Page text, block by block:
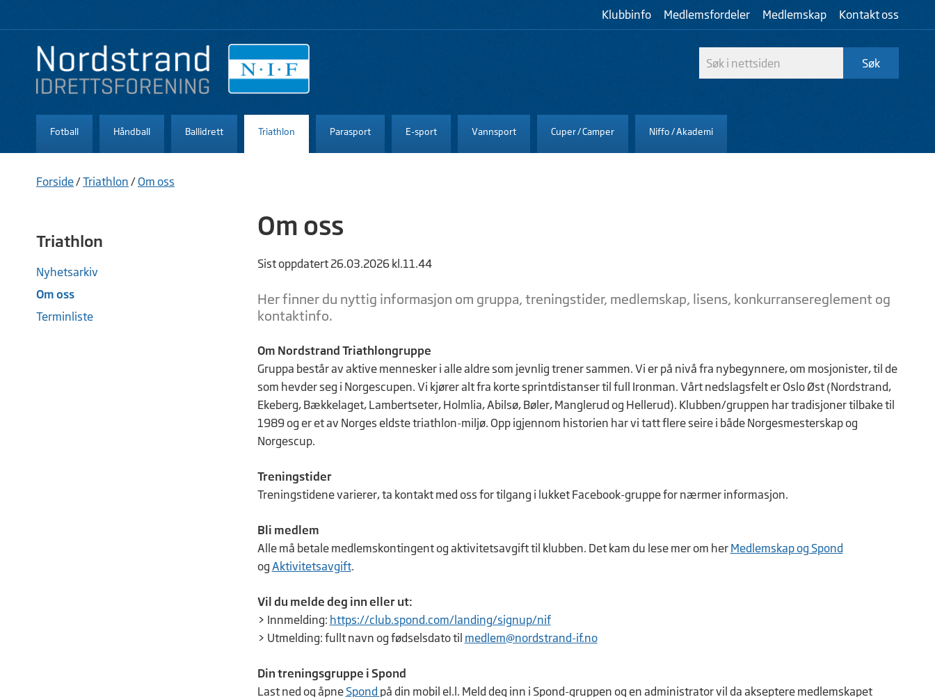
Klubbinfo Medlemsfordeler Medlemskap Kontakt oss
Fotball Håndball Ballidrett Triathlon Parasport E-sport Vannsport Cuper / Camper Niffo / Akademi
Forside/Triathlon /Om oss
Triathlon
Nyhetsarkiv
Om oss
Terminliste
Om oss
Sist oppdatert 26.03.2026 kl.11.44
Her finner du nyttig informasjon om gruppa, treningstider, medlemskap, lisens, konkurransereglement og
kontaktinfo.
Om Nordstrand Triathlongruppe
Gruppa består av aktive mennesker i alle aldre som jevnlig trener sammen. Vi er på nivå fra nybegynnere, om mosjonister, til de
som hevder seg i Norgescupen. Vi kjører alt fra korte sprintdistanser til full Ironman. Vårt nedslagsfelt er Oslo Øst (Nordstrand,
Ekeberg, Bækkelaget, Lambertseter, Holmlia, Abilsø, Bøler, Manglerud og Hellerud). Klubben/gruppen har tradisjoner tilbake til
1989 og er et av Norges eldste triathlon-miljø. Opp igjennom historien har vi tatt flere seire i både Norgesmesterskap og
Norgescup.
Treningstider
Treningstidene varierer, ta kontakt med oss for tilgang i lukket Facebook-gruppe for nærmer informasjon.
Bli medlem
Alle må betale medlemskontingent og aktivitetsavgift til klubben. Det kam du lese mer om her Medlemskap og Spond
og Aktivitetsavgift.
Vil du melde deg inn eller ut:
> Innmelding: https://club.spond.com/landing/signup/nif
> Utmelding: fullt navn og fødselsdato til medlem@nordstrand-if.no
Din treningsgruppe i Spond
Last ned og åpne Spond på din mobil el.l. Meld deg inn i Spond-gruppen og en administrator vil da akseptere medlemskapet